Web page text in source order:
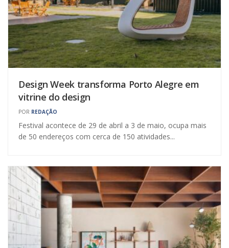
Design Week transforma Porto Alegre em
vitrine do design
POR REDAÇÃO
Festival acontece de 29 de abril a 3 de maio, ocupa mais
de 50 endereços com cerca de 150 atividades...